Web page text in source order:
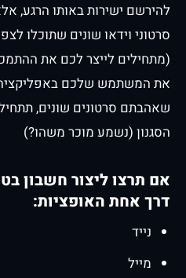
להירשם ישירות באותו הרגע,
סרטוני וידאו שונים שתוכלו
(מתחילים לייצר לכם את
את המשתמש שלכם
שאהבתם סרטונים שונים,
הסגנון (נשמע מוכר משהו?)
אם תרצו ליצור חשבון
דרך אחת האופציות:
נייד
מייל